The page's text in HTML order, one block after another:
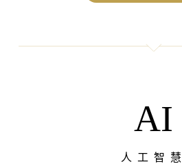
AI
人工智慧